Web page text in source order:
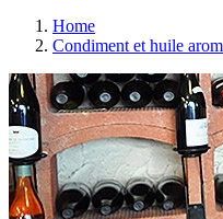
Home
Condiment et huile